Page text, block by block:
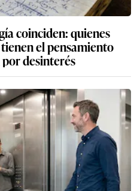
coinciden: quienes
el pensamiento
desinterés